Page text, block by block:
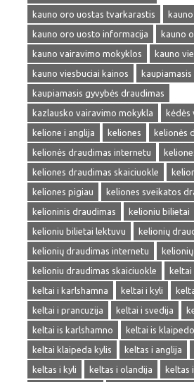
kauno oro uostas tvarkarastis
kauno oro uosto informacija
kauno
kauno vairavimo mokyklos
kauno
kauno viesbuciai kainos
kaupiamasis gyvybės draudimas
kazlausko vairavimo mokykla
kėdės
kelione i anglija
keliones
kelionės
kelionės draudimas internetu
keliones draudimas skaiciuokle
keliones pigiau
keliones sveikatos
kelioninis draudimas
kelioniu bilietai
kelioniu bilietai lektuvu
kelionių
kelionių draudimas internetu
kelioniu draudimas skaiciuokle
keltai
keltai i karlshamna
keltai i kyli
keltai i prancuzija
keltai i svedija
keltai is karlshamno
keltai is
keltai klaipeda kylis
keltas i anglija
keltas i kyli
keltas i olandija
keltas